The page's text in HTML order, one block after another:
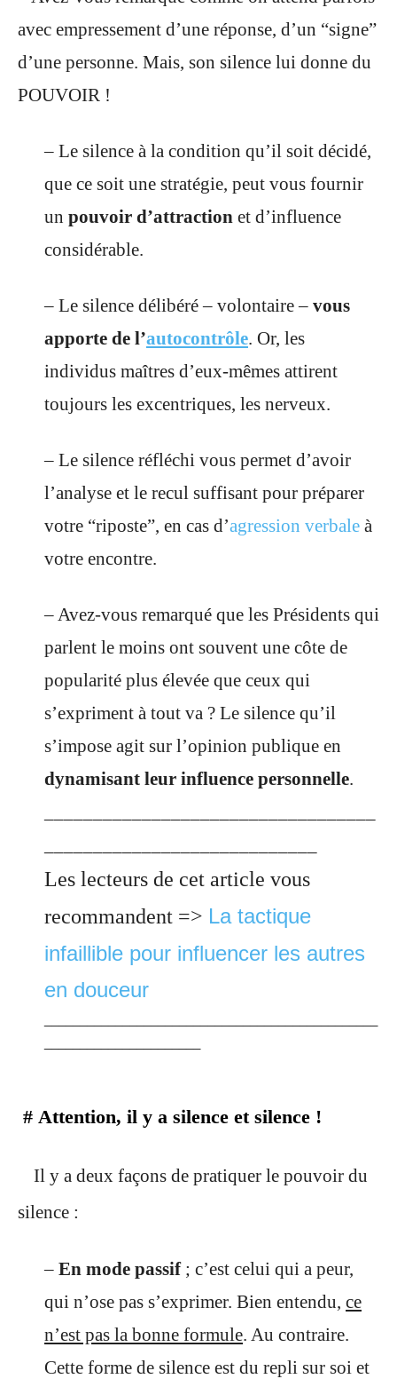
avec empressement d’une réponse, d’un “signe”
d’une personne. Mais, son silence lui donne du
POUVOIR !
– Le silence à la condition qu’il soit décidé,
que ce soit une stratégie, peut vous fournir
un pouvoir d’attraction et d’influence
considérable.
– Le silence délibéré – volontaire – vous
apporte de l’autocontrôle. Or, les
individus maîtres d’eux-mêmes attirent
toujours les excentriques, les nerveux.
– Le silence réfléchi vous permet d’avoir
l’analyse et le recul suffisant pour préparer
votre “riposte”, en cas d’agression verbale à
votre encontre.
– Avez-vous remarqué que les Présidents qui
parlent le moins ont souvent une côte de
popularité plus élevée que ceux qui
s’expriment à tout va ? Le silence qu’il
s’impose agit sur l’opinion publique en
dynamisant leur influence personnelle.
Les lecteurs de cet article vous
recommandent => La tactique
infaillible pour influencer les autres
en douceur
# Attention, il y a silence et silence !
Il y a deux façons de pratiquer le pouvoir du
silence :
– En mode passif; c’est celui qui a peur,
qui n’ose pas s’exprimer. Bien entendu, ce
n’est pas la bonne formule. Au contraire.
Cette forme de silence est du repli sur soi et